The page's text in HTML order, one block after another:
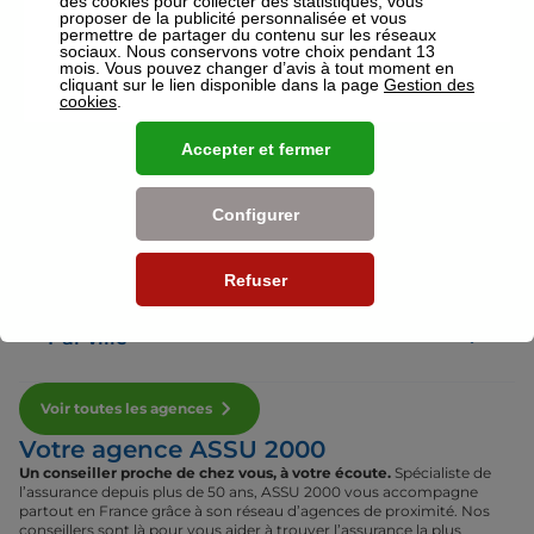
Voir plus
Nos établissements
Par département
Par ville
Voir toutes les agences
Votre agence ASSU 2000
Un conseiller proche de chez vous, à votre écoute. Spécialiste de
l’assurance depuis plus de 50 ans, ASSU 2000 vous accompagne
partout en France grâce à son réseau d’agences de proximité. Nos
conseillers sont là pour vous aider à trouver l’assurance la plus
proposer de la publicité personnalisée et vous
permettre de partager du contenu sur les réseaux
sociaux. Nous conservons votre choix pendant 13
mois. Vous pouvez changer d’avis à tout moment en
cliquant sur le lien disponible dans la page Gestion des
cookies
Refuser
Configurer
Accepter et fermer